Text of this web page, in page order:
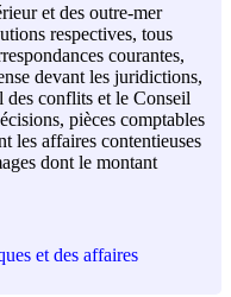
et des outre-mer
respectives, tous
courantes,
devant les juridictions,
conflits et le Conseil
pièces comptables
les affaires contentieuses
dont le montant
et des affaires